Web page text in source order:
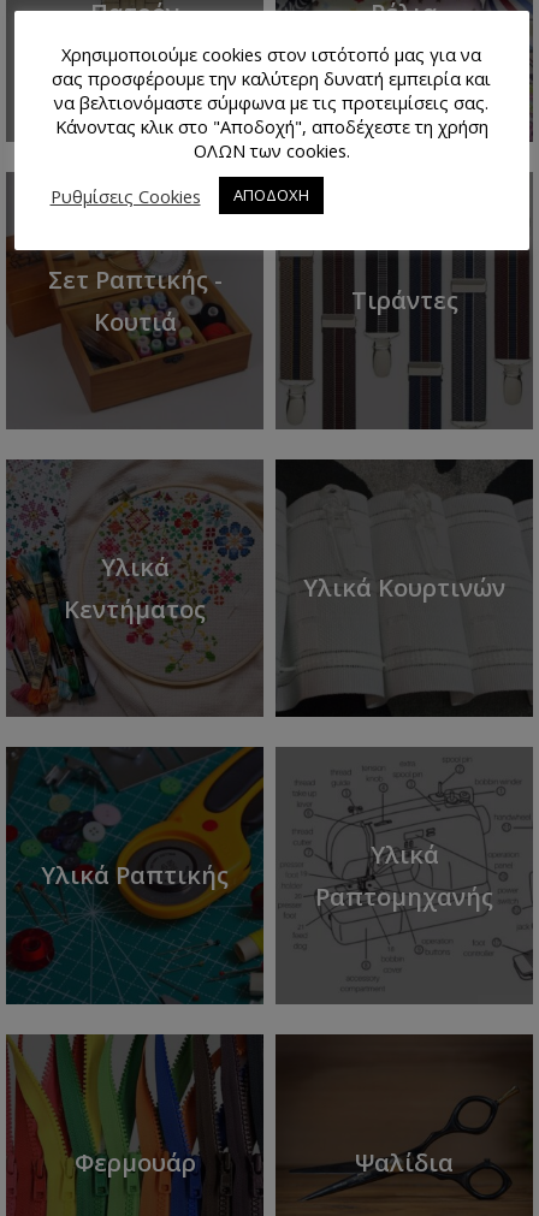
Πατρόν Ρέλια
Σετ Ραπτικής -
Κουτιά
Τιράντες
Υλικά
Κεντήματος
Υλικά Κουρτινών
Υλικά Ραπτικής
Υλικά
Ραπτομηχανής
Φερμουάρ Ψαλίδια
Χρησιμοποιούμε cookies στον ιστότοπό μας για να
σας προσφέρουμε την καλύτερη δυνατή εμπειρία και
να βελτιονόμαστε σύμφωνα με τις προτειμίσεις σας.
Κάνοντας κλικ στο "Αποδοχή", αποδέχεστε τη χρήση
ΟΛΩΝ των cookies.
Ρυθμίσεις Cookies
ΑΠΟΔΟΧΗ